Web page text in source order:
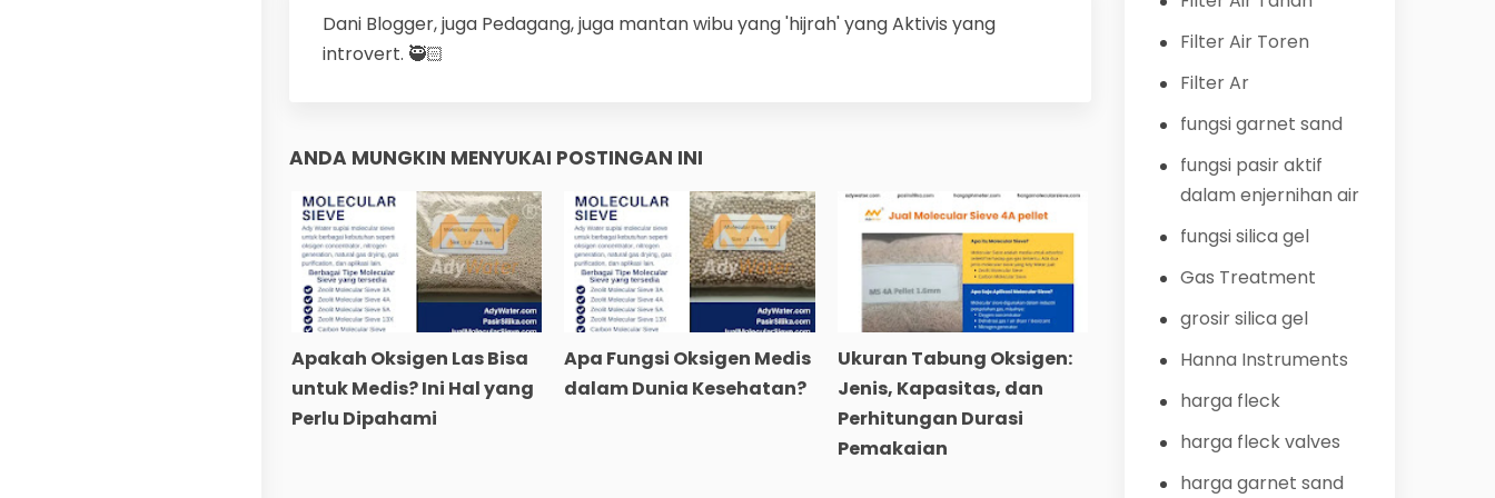
Dani Blogger, juga Pedagang, juga mantan wibu yang 'hijrah' yang Aktivis yang
introvert. 🥷🏻
ANDA MUNGKIN MENYUKAI POSTINGAN INI
Apakah Oksigen Las Bisa
untuk Medis? Ini Hal yang
Perlu Dipahami
Apa Fungsi Oksigen Medis
dalam Dunia Kesehatan?
Ukuran Tabung Oksigen:
Jenis, Kapasitas, dan
Perhitungan Durasi
Pemakaian
Filter Air Toren
Filter Ar
fungsi garnet sand
fungsi pasir aktif
dalam enjernihan air
fungsi silica gel
Gas Treatment
grosir silica gel
Hanna Instruments
harga fleck
harga fleck valves
harga garnet sand